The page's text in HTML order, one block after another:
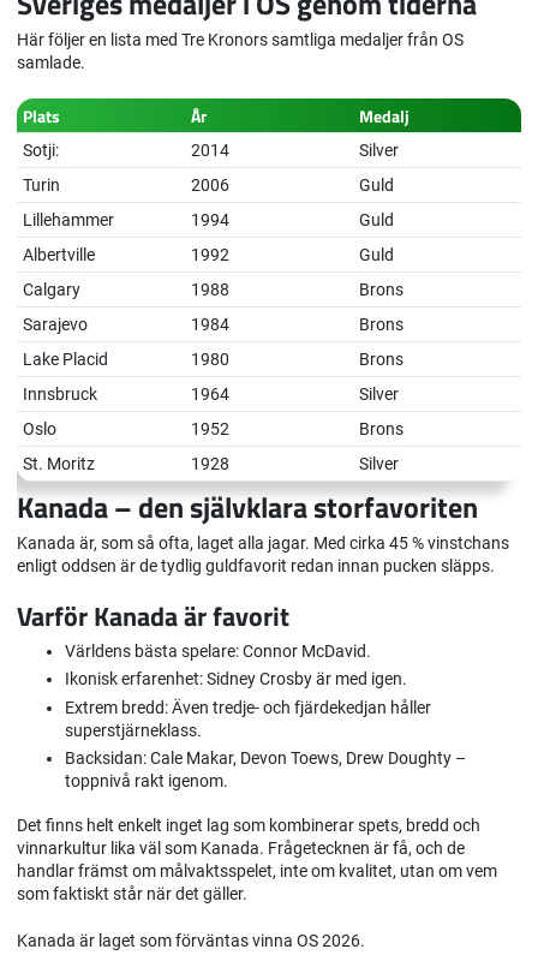
Här följer en lista med Tre Kronors samtliga medaljer från OS
samlade.
Plats År Medalj
Sotji: 2014
Silver
Turin
2006
Guld
Lillehammer
1994
Guld
Albertville
1992
Guld
Calgary
1988
Brons
Sarajevo
1984
Brons
Lake Placid
1980
Brons
Innsbruck
1964
Silver
Oslo
1952
Brons
St. Moritz
1928 Silver
Kanada – den självklara storfavoriten
Kanada är, som så ofta, laget alla jagar. Med cirka 45 % vinstchans
enligt oddsen är de tydlig guldfavorit redan innan pucken släpps.
Varför Kanada är favorit
Världens bästa spelare: Connor McDavid.
Ikonisk erfarenhet: Sidney Crosby är med igen.
Extrem bredd: Även tredje- och fjärdekedjan håller
superstjärneklass.
Backsidan: Cale Makar, Devon Toews, Drew Doughty –
toppnivå rakt igenom.
Det finns helt enkelt inget lag som kombinerar spets, bredd och
vinnarkultur lika väl som Kanada. Frågetecknen är få, och de
handlar främst om målvaktsspelet, inte om kvalitet, utan om vem
som faktiskt står när det gäller.
Kanada är laget som förväntas vinna OS 2026.